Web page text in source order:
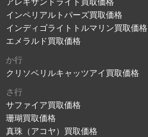
アレキサンドライト買取価格
インペリアルトパーズ買取価格
インディゴライトトルマリン買取価格
エメラルド買取価格
か行
クリソベリルキャッツアイ買取価格
さ行
サファイア買取価格
珊瑚買取価格
真珠（アコヤ）買取価格